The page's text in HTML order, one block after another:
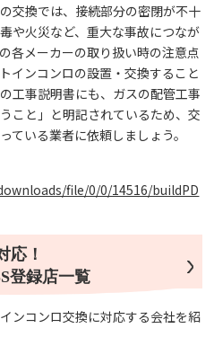
交換では、接続部分の密閉が不十
や火災など、重大な事故につなが
各メーカーの取り扱い時の注意点
インコンロの設置・交換すること
工事説明書にも、ガスの配管工事
こと」と明記されているため、交
ている業者に依頼しましょう。
file/0/0/14516/buildPD
応！
登録店一覧
ンコンロ交換に対応する会社を紹